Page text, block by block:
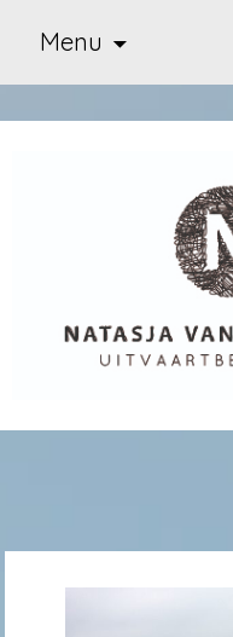
Natasja van
Menu
de